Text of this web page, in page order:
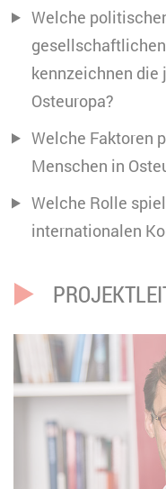
Welche
kennzeichnen die
Osteuropa?
Welche Faktoren
Menschen in
Welche Rolle
internationalen